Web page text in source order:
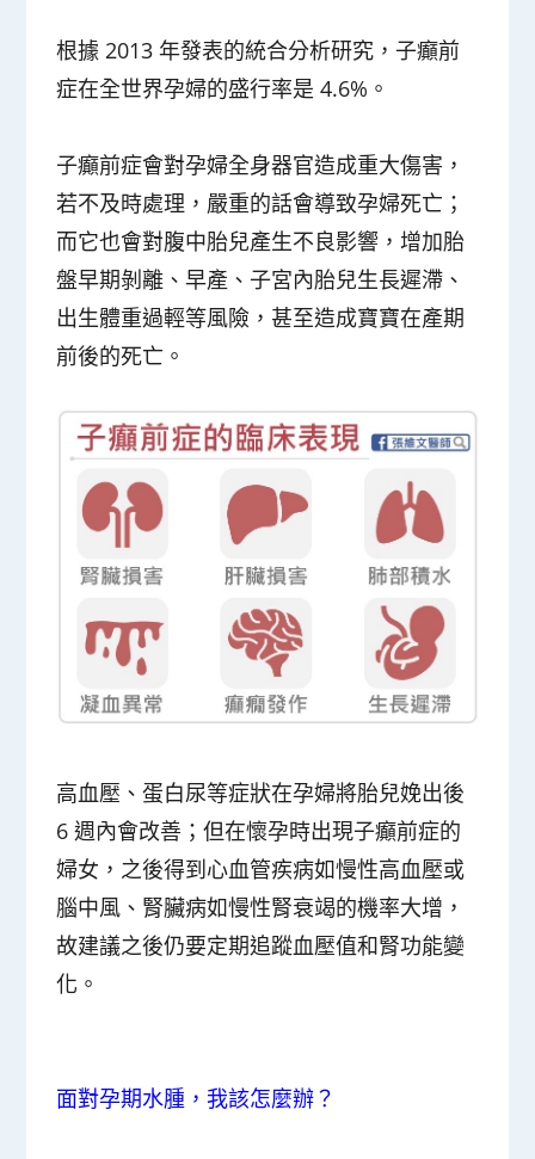
根據 2013 年發表的統合分析研究，子癲前
症在全世界孕婦的盛行率是 4.6%。
子癲前症會對孕婦全身器官造成重大傷害，
若不及時處理，嚴重的話會導致孕婦死亡；
而它也會對腹中胎兒產生不良影響，增加胎
盤早期剝離、早產、子宮內胎兒生長遲滯、
出生體重過輕等風險，甚至造成寶寶在產期
前後的死亡。
高血壓、蛋白尿等症狀在孕婦將胎兒娩出後
6 週內會改善；但在懷孕時出現子癲前症的
婦女，之後得到心血管疾病如慢性高血壓或
腦中風、腎臟病如慢性腎衰竭的機率大增，
故建議之後仍要定期追蹤血壓值和腎功能變
化。
面對孕期水腫，我該怎麼辦？